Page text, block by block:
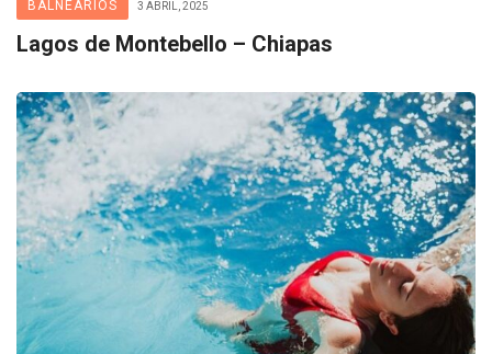
BALNEARIOS 3 ABRIL, 2025
Lagos de Montebello – Chiapas